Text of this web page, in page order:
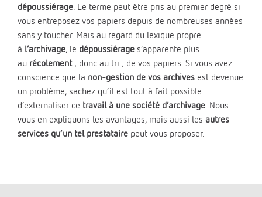
dépoussiérage . Le terme peut être pris au premier degré si
vous entreposez vos papiers depuis de nombreuses années
sans y toucher. Mais au regard du lexique propre
à l’archivage, le dépoussiérage s’apparente plus
au récolement; donc au tri ; de vos papiers. Si vous avez
conscience que la non-gestion de vos archives est devenue
un problème, sachez qu’il est tout à fait possible
d’externaliser ce travail à une société d’archivage . Nous
vous en expliquons les avantages, mais aussi les autres
services qu’un tel prestataire peut vous proposer.